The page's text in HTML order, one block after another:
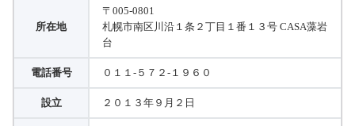
所在地
〒005-0801
札幌市南区川沿１条２丁目１番１３号 CASA藻岩
台
電話番号 ０１１-５７２-１９６０
設立 ２０１３年９月２日